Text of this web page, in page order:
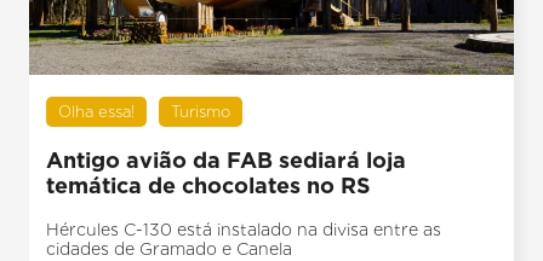
Olha essa! Turismo
Antigo avião da FAB sediará loja
temática de chocolates no RS
Hércules C-130 está instalado na divisa entre as
cidades de Gramado e Canela